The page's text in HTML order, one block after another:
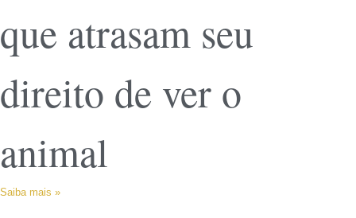
que atrasam seu
direito de ver o
animal
Saiba mais »